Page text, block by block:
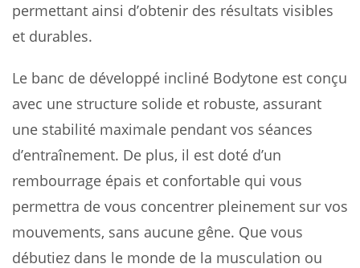
permettant ainsi d’obtenir des résultats visibles
et durables.
Le banc de développé incliné Bodytone est conçu
avec une structure solide et robuste, assurant
une stabilité maximale pendant vos séances
d’entraînement. De plus, il est doté d’un
rembourrage épais et confortable qui vous
permettra de vous concentrer pleinement sur vos
mouvements, sans aucune gêne. Que vous
débutiez dans le monde de la musculation ou